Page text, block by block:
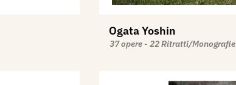
Ogata Yoshin
37 opere - 22 Ritratti/Monografie